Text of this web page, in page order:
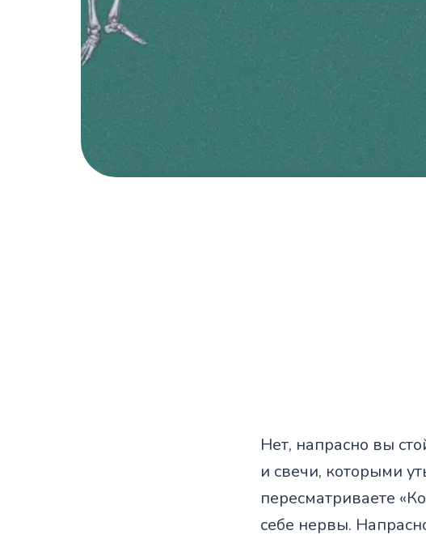
Нет, напрасно вы
и свечи, которыми
пересматриваете
себе нервы.